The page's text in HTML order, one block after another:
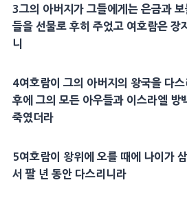
3그의 아버지 가 그들에게는 은금과 보
들을 선물로 후히 주었고 여호람은 장
니
4여호람이 그의 아버지 의 왕국을 다
후에 그의 모든 아우들과 이스라엘 방
죽였더라
5여호람이 왕위에 오를 때에 나이가
서 팔 년 동안 다스리니라